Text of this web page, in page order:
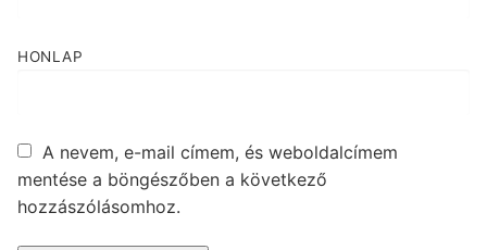
HONLAP
A nevem, e-mail címem, és weboldalcímem
mentése a böngészőben a következő
hozzászólásomhoz.